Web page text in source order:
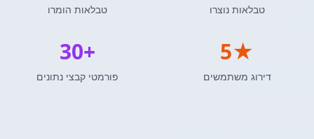
טבלאות הומרו טבלאות נוצרו
30+
פורמטי קבצי נתונים
5★
דירוג משתמשים